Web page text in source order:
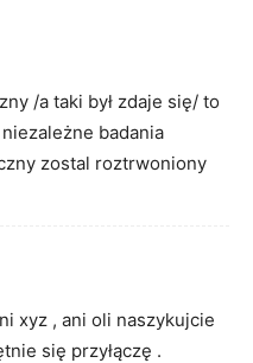
/a taki był zdaje się/ to
badania
zostal roztrwoniony
xyz , ani oli naszykujcie
się przyłączę .